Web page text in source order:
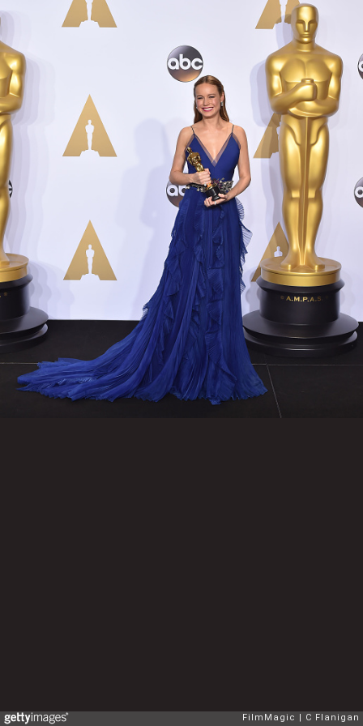
FilmMagic C Flanigan